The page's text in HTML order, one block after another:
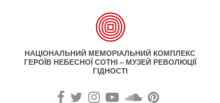
НАЦІОНАЛЬНИЙ МЕМОРІАЛЬНИЙ КОМПЛЕКС
ГЕРОЇВ НЕБЕСНОЇ СОТНІ – МУЗЕЙ РЕВОЛЮЦІЇ
ГІДНОСТІ